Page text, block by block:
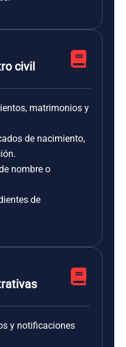
civil
matrimonios y
de nacimiento,
nombre o
de
y notificaciones